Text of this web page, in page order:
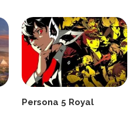
Persona 5 Royal